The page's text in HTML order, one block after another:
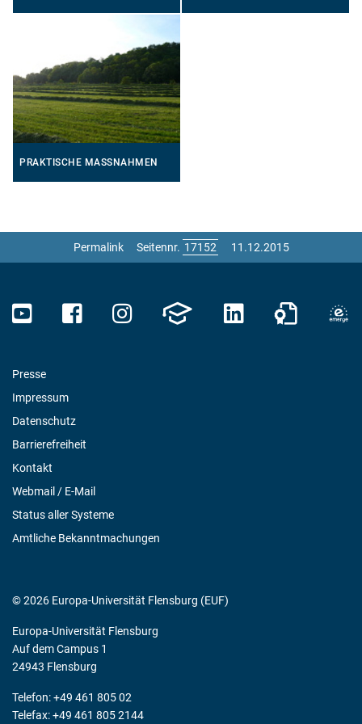
PRAKTISCHE MASSNAHMEN
Permalink Seitennr. 11.12.2015
Presse
Impressum
Datenschutz
Barrierefreiheit
Kontakt
Webmail / E-Mail
Status aller Systeme
Amtliche Bekanntmachungen
© 2026 Europa-Universität Flensburg (EUF)
Europa-Universität Flensburg
Auf dem Campus 1
24943 Flensburg
Telefon: +49 461 805 02
Telefax: +49 461 805 2144